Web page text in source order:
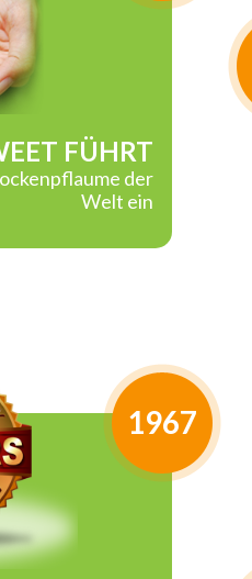
FÜHRT
der
Welt ein
1967